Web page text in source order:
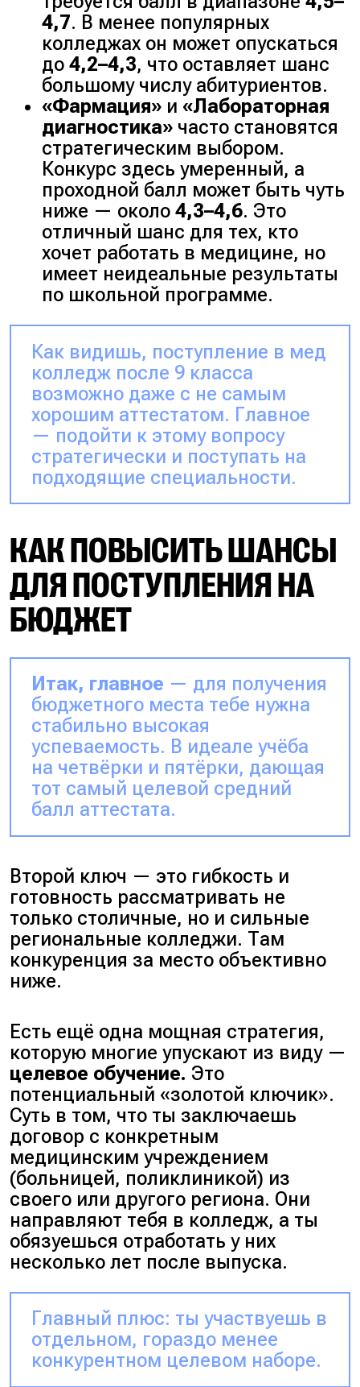
4,7. В менее популярных
колледжах он может опускаться
до4,2–4,3, что оставляет шанс
большому числу абитуриентов.
«Фармация» и «Лабораторная
диагностика» часто становятся
стратегическим выбором.
Конкурс здесь умеренный, а
проходной балл может быть чуть
ниже — около4,3–4,6. Это
отличный шанс для тех, кто
хочет работать в медицине, но
имеет неидеальные результаты
по школьной программе.
Как видишь, поступление в мед
колледж после 9 класса
возможно даже с не самым
хорошим аттестатом. Главное
— подойти к этому вопросу
стратегически и поступать на
подходящие специальности.
КАК ПОВЫСИТЬ ШАНСЫ
ДЛЯ ПОСТУПЛЕНИЯ НА
БЮДЖЕТ
Итак, главное — для получения
бюджетного места тебе нужна
стабильно высокая
успеваемость. В идеале учёба
на четвёрки и пятёрки, дающая
тот самый целевой средний
балл аттестата.
Второй ключ — это гибкость и
готовность рассматривать не
только столичные, но и сильные
региональные колледжи. Там
конкуренция за место объективно
ниже.
Есть ещё одна мощная стратегия,
которую многие упускают из виду —
целевое обучение. Это
потенциальный «золотой ключик».
Суть в том, что ты заключаешь
договор с конкретным
медицинским учреждением
(больницей, поликлиникой) из
своего или другого региона. Они
направляют тебя в колледж, а ты
обязуешься отработать у них
несколько лет после выпуска.
Главный плюс: ты участвуешь в
отдельном, гораздо менее
конкурентном целевом наборе.